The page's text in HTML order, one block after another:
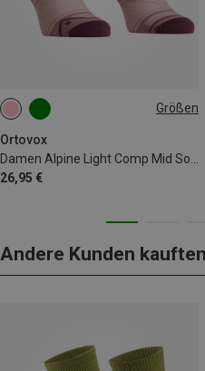
Größen
Ortovox
26,95 €
35|36|37|38
42|43|44
Andere Kunden